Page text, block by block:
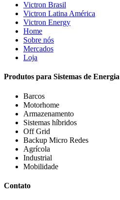
Victron Brasil
Victron Latina América
Victron Energy
Home
Sobre nós
Mercados
Loja
Produtos para Sistemas de Energia
Barcos
Motorhome
Armazenamento
Sistemas híbridos
Off Grid
Backup Micro Redes
Agrícola
Industrial
Mobilidade
Contato